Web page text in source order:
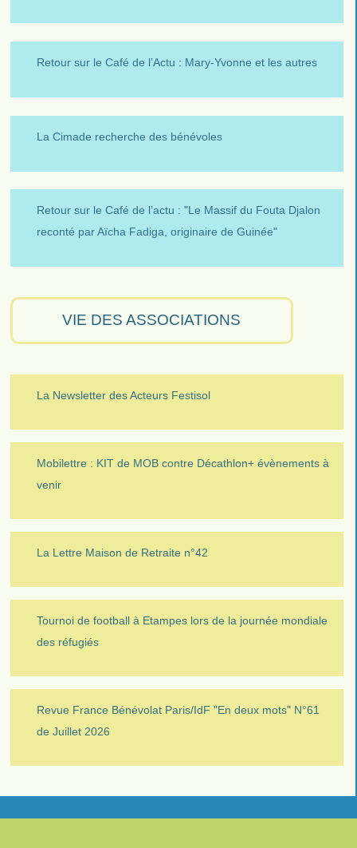
Retour sur le Café de l’Actu : Mary-Yvonne et les autres
La Cimade recherche des bénévoles
Retour sur le Café de l’actu : "Le Massif du Fouta Djalon
reconté par Aïcha Fadiga, originaire de Guinée"
VIE DES ASSOCIATIONS
La Newsletter des Acteurs Festisol
Mobilettre : KIT de MOB contre Décathlon+ évènements à
venir
La Lettre Maison de Retraite n°42
Tournoi de football à Etampes lors de la journée mondiale
des réfugiés
Revue France Bénévolat Paris/IdF "En deux mots" N°61
de Juillet 2026